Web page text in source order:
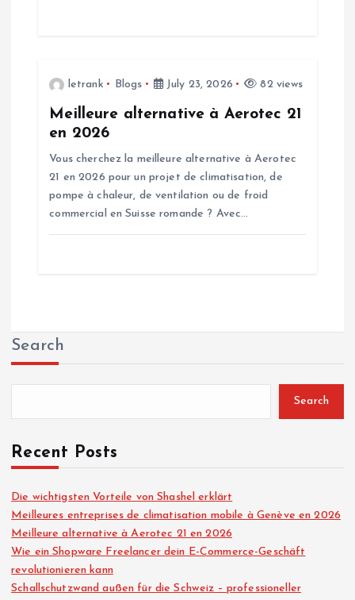
letrank Blogs July 23, 2026 82 views
Meilleure alternative à Aerotec 21
en 2026
Vous cherchez la meilleure alternative à Aerotec
21 en 2026 pour un projet de climatisation, de
pompe à chaleur, de ventilation ou de froid
commercial en Suisse romande ? Avec…
Search
Search
Recent Posts
Die wichtigsten Vorteile von Shashel erklärt
Meilleures entreprises de climatisation mobile à Genève en 2026
Meilleure alternative à Aerotec 21 en 2026
Wie ein Shopware Freelancer dein E-Commerce-Geschäft
revolutionieren kann
Schallschutzwand außen für die Schweiz – professioneller